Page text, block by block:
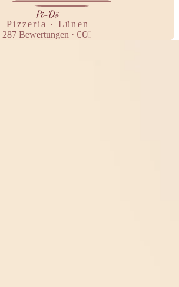
Pi-Dö
Pizzeria · Lünen
287 Bewertungen ·€€€